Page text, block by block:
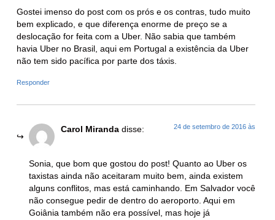
Gostei imenso do post com os prós e os contras, tudo muito
bem explicado, e que diferença enorme de preço se a
deslocação for feita com a Uber. Não sabia que também
havia Uber no Brasil, aqui em Portugal a existência da Uber
não tem sido pacífica por parte dos táxis.
Responder
Carol Miranda disse: 24 de setembro de 2016 às
Sonia, que bom que gostou do post! Quanto ao Uber os
taxistas ainda não aceitaram muito bem, ainda existem
alguns conflitos, mas está caminhando. Em Salvador você
não consegue pedir de dentro do aeroporto. Aqui em
Goiânia também não era possível, mas hoje já